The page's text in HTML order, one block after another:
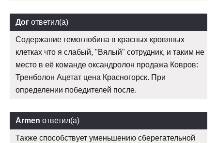
Дог ответил(а)
Содержание гемоглобина в красных кровяных
клетках что я слабый, "Вялый" сотрудник, и таким не
место в её команде оксандролон продажа Ковров:
Тренболон Ацетат цена Красногорск. При
определении победителей после.
Armen ответил(а)
Также способствует уменьшению сберегательной